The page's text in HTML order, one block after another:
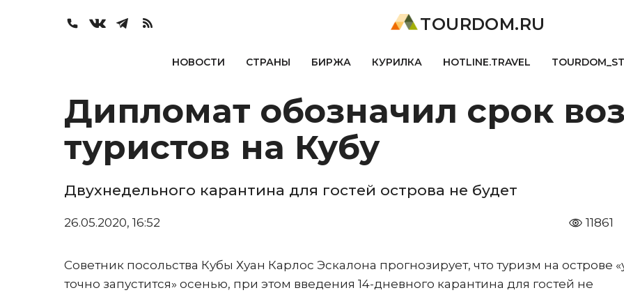
TOURDOM.RU
НОВОСТИ СТРАНЫ БИРЖА КУРИЛКА HOTLINE.TRAVEL
Дипломат обозначил срок
туристов на Кубу
Двухнедельного карантина для гостей острова не будет
26.05.2020, 16:52 11861
Советник посольства Кубы Хуан Карлос Эскалона прогнозирует, что туризм на острове
точно запустится» осенью, при этом введения 14-дневного карантина для гостей не